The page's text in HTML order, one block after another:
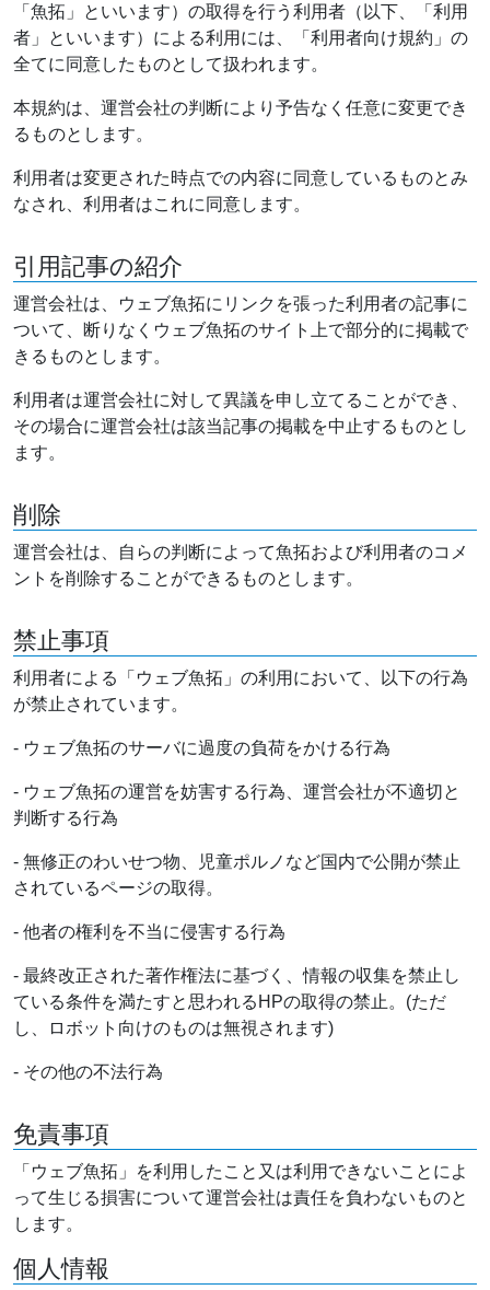
「魚拓」といいます）の取得を行う利用者（以下、「利用
者」といいます）による利用には、「利用者向け規約」の
全てに同意したものとして扱われます。
本規約は、運営会社の判断により予告なく任意に変更でき
るものとします。
利用者は変更された時点での内容に同意しているものとみ
なされ、利用者はこれに同意します。
引用記事の紹介
運営会社は、ウェブ魚拓にリンクを張った利用者の記事に
ついて、断りなくウェブ魚拓のサイト上で部分的に掲載で
きるものとします。
利用者は運営会社に対して異議を申し立てることができ、
その場合に運営会社は該当記事の掲載を中止するものとし
ます。
削除
運営会社は、自らの判断によって魚拓および利用者のコメ
ントを削除することができるものとします。
禁止事項
利用者による「ウェブ魚拓」の利用において、以下の行為
が禁止されています。
- ウェブ魚拓のサーバに過度の負荷をかける行為
- ウェブ魚拓の運営を妨害する行為、運営会社が不適切と
判断する行為
- 無修正のわいせつ物、児童ポルノなど国内で公開が禁止
されているページの取得。
- 他者の権利を不当に侵害する行為
- 最終改正された著作権法に基づく、情報の収集を禁止し
ている条件を満たすと思われるHPの取得の禁止。(ただ
し、ロボット向けのものは無視されます)
- その他の不法行為
免責事項
「ウェブ魚拓」を利用したこと又は利用できないことによ
って生じる損害について運営会社は責任を負わないものと
します。
個人情報